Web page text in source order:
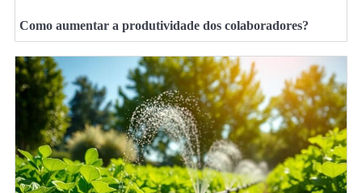
Como aumentar a produtividade dos colaboradores?